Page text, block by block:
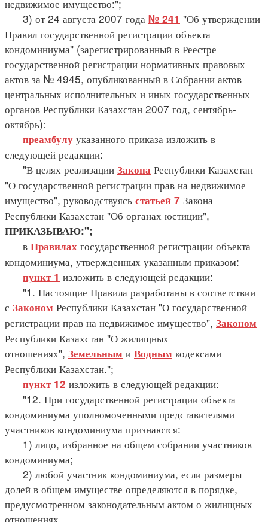
недвижимое имущество:";
3) от 24 августа 2007 года № 241 "Об утверждении
Правил государственной регистрации объекта
кондоминиума" (зарегистрированный в Реестре
государственной регистрации нормативных правовых
актов за № 4945, опубликованный в Собрании актов
центральных исполнительных и иных государственных
органов Республики Казахстан 2007 год, сентябрь-
октябрь):
преамбулу указанного приказа изложить в
следующей редакции:
"В целях реализации Закона Республики Казахстан
"О государственной регистрации прав на недвижимое
имущество", руководствуясь статьей 7 Закона
Республики Казахстан "Об органах юстиции",
ПРИКАЗЫВАЮ:";
в Правилах государственной регистрации объекта
кондоминиума, утвержденных указанным приказом:
пункт 1 изложить в следующей редакции:
"1. Настоящие Правила разработаны в соответствии
с Законом Республики Казахстан "О государственной
регистрации прав на недвижимое имущество", Законом
Республики Казахстан "О жилищных
отношениях", Земельным и Водным кодексами
Республики Казахстан.";
пункт 12 изложить в следующей редакции:
"12. При государственной регистрации объекта
кондоминиума уполномоченными представителями
участников кондоминиума признаются:
1) лицо, избранное на общем собрании участников
кондоминиума;
2) любой участник кондоминиума, если размеры
долей в общем имуществе определяются в порядке,
предусмотренном законодательным актом о жилищных
отношениях.